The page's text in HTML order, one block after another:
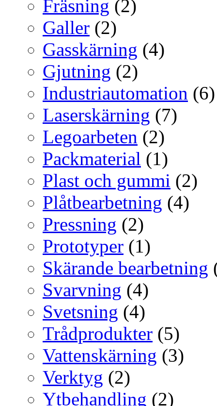
Fräsning (2)
Galler (2)
Gasskärning (4)
Gjutning (2)
Industriautomation (6)
Laserskärning (7)
Legoarbeten (2)
Packmaterial (1)
Plast och gummi (2)
Plåtbearbetning (4)
Pressning (2)
Prototyper (1)
Skärande bearbetning
Svarvning (4)
Svetsning (4)
Trådprodukter (5)
Vattenskärning (3)
Verktyg (2)
Ytbehandling (2)